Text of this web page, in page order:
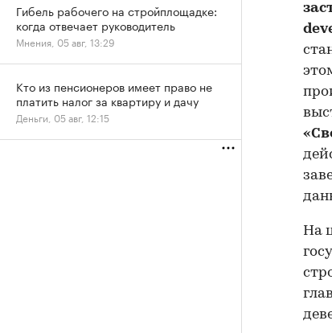
На
Гибель рабочего на стройплощадке:
когда отвечает руководитель
Мнения, 05 авг, 13:29
Кто из пенсионеров имеет право не
платить налог за квартиру и дачу
Деньги, 05 авг, 12:15